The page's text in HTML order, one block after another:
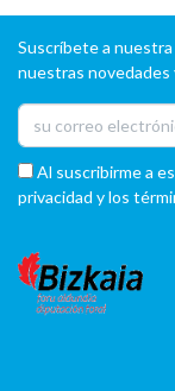
Suscríbete a
nuestras novedades
Al suscribirme a
privacidad y los